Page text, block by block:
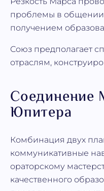
проблемы в общении.
получением
Союз предполагает
отраслям,
Соединение
Юпитера
Комбинация двух
коммуникативные
ораторскому
качественного